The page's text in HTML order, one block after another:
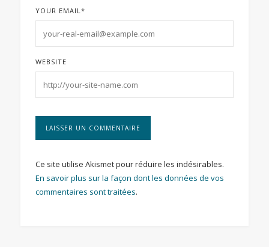
YOUR EMAIL*
WEBSITE
Ce site utilise Akismet pour réduire les indésirables.
En savoir plus sur la façon dont les données de vos
commentaires sont traitées.